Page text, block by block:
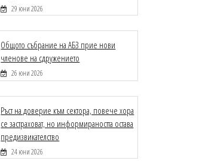
29 юни 2026
Общото събрание на АБЗ прие нови
членове на сдружението
26 юни 2026
Ръст на доверие към сектора, повече хора
се застраховат, но информираността остава
предизвикателство
24 юни 2026